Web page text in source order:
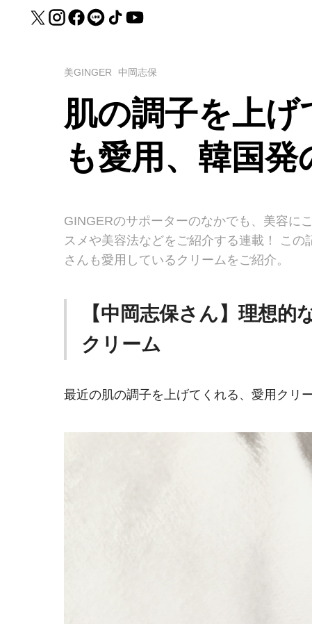
美GINGER 中岡志保
肌の調子を上
も愛用、韓国
GINGERのサポーターのなかでも、美容に
スメや美容法などをご紹介する連載！ こ
さんも愛用しているクリームをご紹介。
【中岡志保さん】理想
クリーム
最近の肌の調子を上げてくれる、愛用クリ